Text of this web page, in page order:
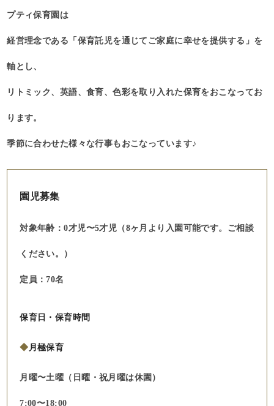
プティ保育園は
経営理念である「保育託児を通じてご家庭に幸せを提供する」を
軸とし、
リトミック、英語、食育、色彩を取り入れた保育をおこなってお
ります。
季節に合わせた様々な行事もおこなっています♪
園児募集
対象年齢：0才児〜5才児（8ヶ月より入園可能です。ご相談
ください。）
定員：70名
保育日・保育時間
◆ 月極保育
月曜〜土曜（日曜・祝月曜は休園）
7:00〜18:00